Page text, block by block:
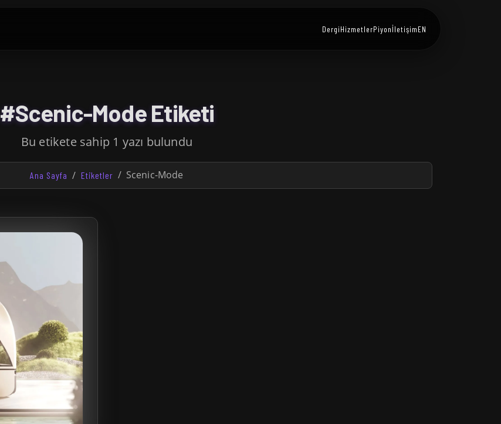
DergiHizmetlerPiyonİletişimEN
#Scenic-Mode Etiketi
Bu etikete sahip 1 yazı bulundu
Ana Sayfa Etiketler Scenic-Mode